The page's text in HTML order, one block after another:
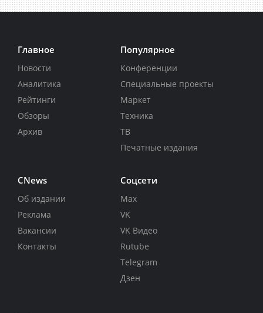
Главное
Новости
Аналитика
Рейтинги
Обзоры
Архив
Популярное
Конференции
Специальные проекты
Маркет
Техника
ТВ
Печатные издания
CNews
Об издании
Реклама
Вакансии
Контакты
Соцсети
Max
VK
VK Видео
Rutube
Telegram
Дзен